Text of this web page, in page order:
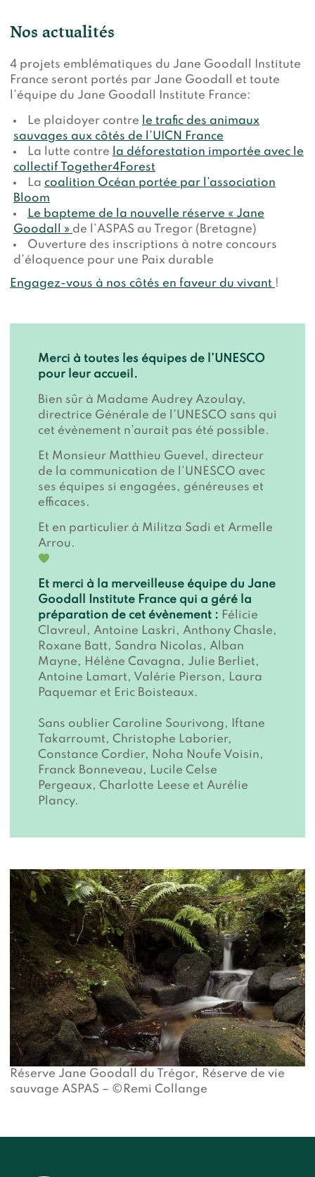
Nos actualités
4 projets emblématiques du Jane Goodall Institute
France seront portés par Jane Goodall et toute
l’équipe du Jane Goodall Institute France:
Le plaidoyer contre
le trafic des animaux
sauvages aux côtés de l’UICN France
La lutte contre
la déforestation importée avec le
collectif Together4Forest
La coalition Océan portée par l’association
Bloom
Le bapteme de la nouvelle réserve « Jane
Goodall » de l’ASPAS au Tregor (Bretagne)
Ouverture des inscriptions à notre concours
d’éloquence pour une Paix durable
Engagez-vous à nos côtés en faveur du vivant !
Merci à toutes les équipes de l’UNESCO
pour leur accueil.
Bien sûr à Madame Audrey Azoulay,
directrice Générale de l’UNESCO sans qui
cet évènement n’aurait pas été possible.
Et Monsieur Matthieu Guevel, directeur
de la communication de l’UNESCO avec
ses équipes si engagées, généreuses et
efficaces.
Et en particulier à Militza Sadi et Armelle
Arrou.
Et merci à la merveilleuse équipe du Jane
Goodall Institute France qui a géré la
préparation de cet évènement : Félicie
Clavreul, Antoine Laskri, Anthony Chasle,
Roxane Batt, Sandra Nicolas, Alban
Mayne, Hélène Cavagna, Julie Berliet,
Antoine Lamart, Valérie Pierson, Laura
Paquemar et Eric Boisteaux.
Sans oublier Caroline Sourivong, Iftane
Takarroumt, Christophe Laborier,
Constance Cordier, Noha Noufe Voisin,
Franck Bonneveau, Lucile Celse
Pergeaux, Charlotte Leese et Aurélie
Plancy.
Réserve Jane Goodall du Trégor, Réserve de vie
sauvage ASPAS – ©Remi Collange